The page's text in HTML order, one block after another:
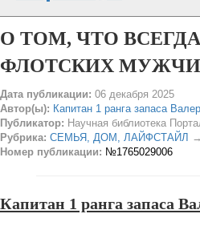
О ТОМ, ЧТО
ФЛОТСКИХ
Дата публикации: 06 декабря 2025
Автор(ы): Капитан 1 ранга запаса
Публикатор: Научная библиотека
Рубрика: СЕМЬЯ, ДОМ, ЛАЙФСТАЙЛ →
Номер публикации: №1765029006
Капитан 1 ранга запаса